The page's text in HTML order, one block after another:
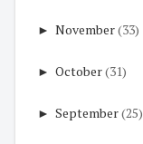
► November(33)
► October(31)
► September(25)